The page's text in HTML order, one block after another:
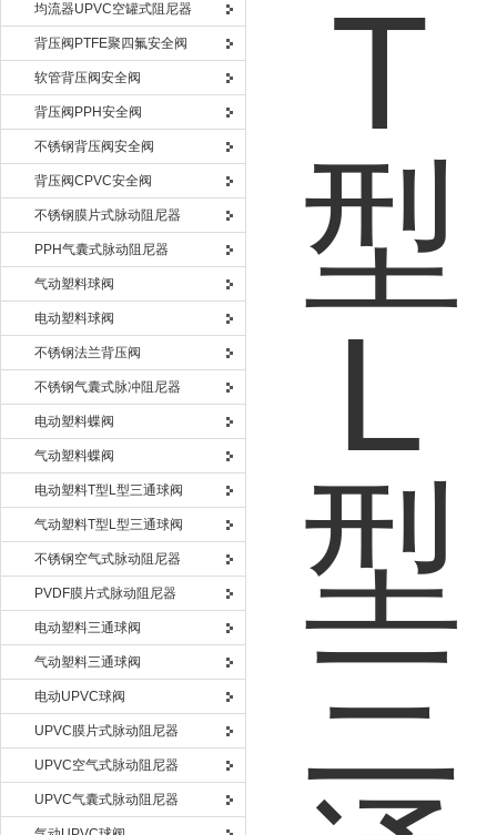
均流器UPVC空罐式阻尼器
背压阀PTFE聚四氟安全阀
软管背压阀安全阀
背压阀PPH安全阀
不锈钢背压阀安全阀
背压阀CPVC安全阀
不锈钢膜片式脉动阻尼器
PPH气囊式脉动阻尼器
气动塑料球阀
电动塑料球阀
不锈钢法兰背压阀
不锈钢气囊式脉冲阻尼器
电动塑料蝶阀
气动塑料蝶阀
电动塑料T型L型三通球阀
气动塑料T型L型三通球阀
不锈钢空气式脉动阻尼器
PVDF膜片式脉动阻尼器
电动塑料三通球阀
气动塑料三通球阀
电动UPVC球阀
UPVC膜片式脉动阻尼器
UPVC空气式脉动阻尼器
UPVC气囊式脉动阻尼器